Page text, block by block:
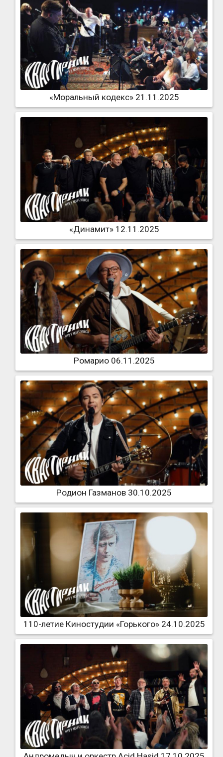
«Моральный кодекс» 21.11.2025
«Динамит» 12.11.2025
Ромарио 06.11.2025
Родион Газманов 30.10.2025
110-летие Киностудии «Горького» 24.10.2025